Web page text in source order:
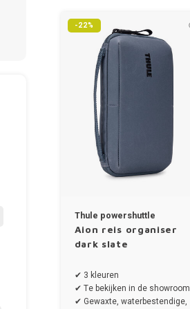
-22%
Thule powershuttle
Aion reis organiser
dark slate
✔ 3 kleuren
✔ Te bekijken in de showroom
✔ Gewaxte, waterbestendige,